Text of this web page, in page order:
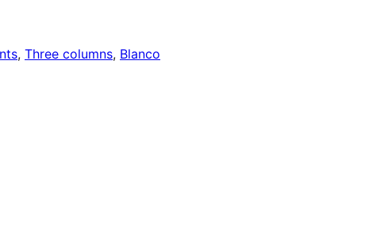
, Three columns, Blanco